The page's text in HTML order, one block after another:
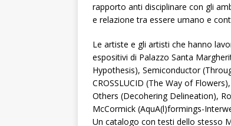
rapporto anti disciplinare con gli
e relazione tra essere umano e
Le artiste e gli artisti che hanno
espositivi di Palazzo Santa
Hypothesis), Semiconductor
CROSSLUCID (The Way of
Others (Decohering Delineation),
McCormick (AquA(l)formings-
Un catalogo con testi dello stesso